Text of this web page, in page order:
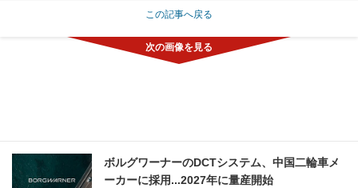
この記事へ戻る
ボルグワーナーのDCTシステム、中国二輪車メ
ーカーに採用...2027年に量産開始